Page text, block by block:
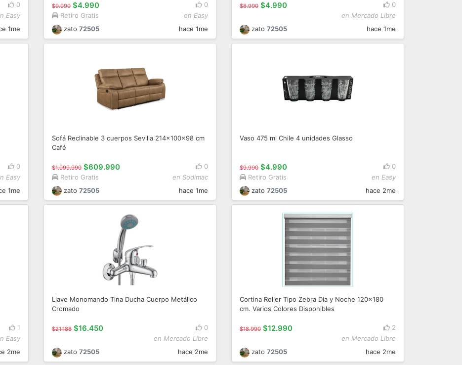
0
Easy
1me
$9.990 $4.990
0
Retiro Gratis
en Easy
zato 72505 hace 1me
$8.990 $4.990
0
en Mercado Libre
zato 72505 hace 1me
0
Easy
1me
Sofá Reclinable 3 cuerpos Sevilla 214x100x98 cm
Café
$1.099.990 $609.990
0
Retiro Gratis
en Sodimac
zato 72505 hace 1me
Vaso 475 ml Chile 4 unidades Glasso
$9.990 $4.990
0
Retiro Gratis
en Easy
zato 72505 hace 2me
1
Easy
2me
Llave Monomando Tina Ducha Cuerpo Metálico
Cromado
$21.188 $16.450
0
en Mercado Libre
zato 72505 hace 2me
Cortina Roller Tipo Zebra Día y Noche 120x180
cm. Varios Colores Disponibles
$18.990 $12.990
2
en Mercado Libre
zato 72505 hace 2me